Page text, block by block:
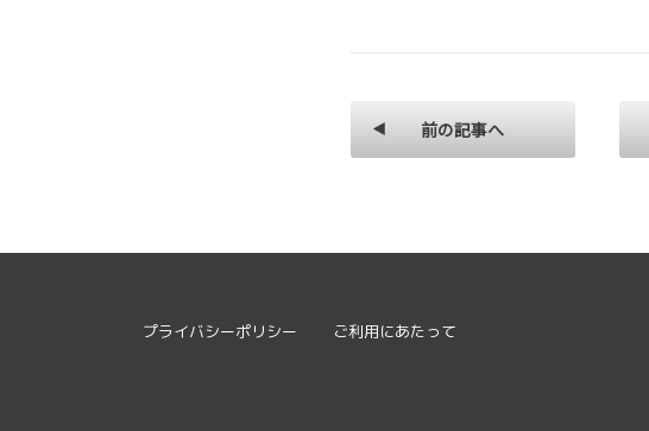
前の記事へ
プライバシーポリシー ご利用にあたって